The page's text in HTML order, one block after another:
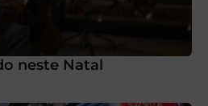
neste Natal